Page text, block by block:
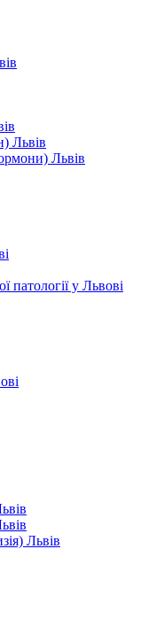
Львів
Львів
патології у Львові
Львів